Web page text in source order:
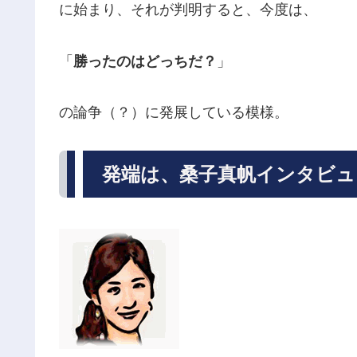
に始まり、それが判明すると、今度は、
「 勝ったのはどっちだ？ 」
の論争（？）に発展している模様。
発端は、桑子真帆インタビ